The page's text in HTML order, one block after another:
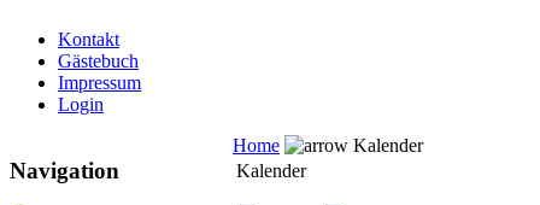
Kontakt
Gästebuch
Impressum
Login
Navigation
Home
Kalender
Kalender